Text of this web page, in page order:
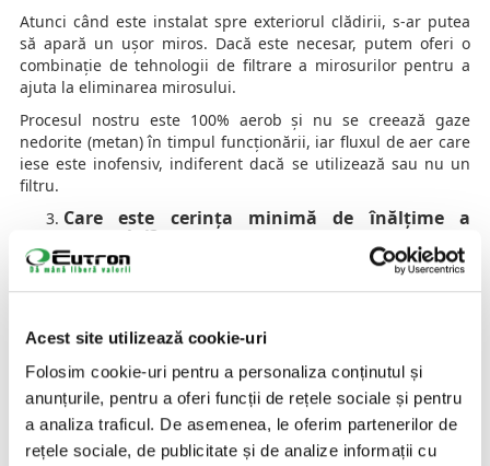
Acest site utilizează cookie-uri
Folosim cookie-uri pentru a personaliza conținutul și
anunțurile, pentru a oferi funcții de rețele sociale și pentru
a analiza traficul. De asemenea, le oferim partenerilor de
rețele sociale, de publicitate și de analize informații cu
Atunci când este instalat spre exteriorul clădirii, s-ar putea
să apară un ușor miros. Dacă este necesar, putem oferi o
combinație de tehnologii de filtrare a mirosurilor pentru a
ajuta la eliminarea mirosului.
Procesul nostru este 100% aerob și nu se creează gaze
nedorite (metan) în timpul funcționării, iar fluxul de aer care
iese este inofensiv, indiferent dacă se utilizează sau nu un
filtru.
Care este cerința minimă de înălțime a
tavanului?
Minimum: Capacul aparatului ar trebui să se poată deschide
complet cu un spațiu suplimentar de cel puțin 0,6 metri. În
pentru a goli deșeurile alimentare în aparat, este necesar un
Care este amplasamentul recomandat pentru
instalarea composterului?
Recomandăm instalarea composterul cât mai aproape
posibil de sursa de preparare a alimentelor, pentru a